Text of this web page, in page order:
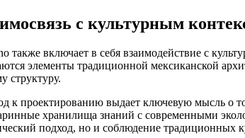
с культурным
также включает в себя взаимодействие с
элементы традиционной мексиканской
структуру.
к проектированию выдает ключевую мысль о
хранилища знаний с современными
подход, но и соблюдение традиционных